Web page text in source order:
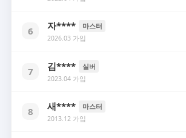
6 자**** 마스터
2026.03 가입
7 김**** 실버
2023.04 가입
8 새**** 마스터
2013.12 가입